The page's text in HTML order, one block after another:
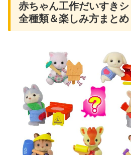
赤ちゃん工作だいすきシ
全種類＆楽しみ方まとめ